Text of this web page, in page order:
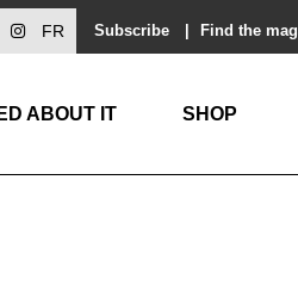
Subscribe Find the
FR
ABOUT IT SHOP